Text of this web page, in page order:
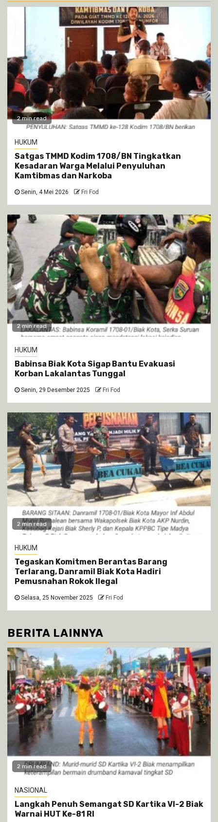
2 min read
HUKUM
Satgas TMMD Kodim 1708/BN Tingkatkan
Kesadaran Warga Melalui Penyuluhan
Kamtibmas dan Narkoba
Senin, 4 Mei 2026 Fri Fod
2 min read
HUKUM
Babinsa Biak Kota Sigap Bantu Evakuasi
Korban Lakalantas Tunggal
Senin, 29 Desember 2025 Fri Fod
2 min read
HUKUM
Tegaskan Komitmen Berantas Barang
Terlarang, Danramil Biak Kota Hadiri
Pemusnahan Rokok Ilegal
Selasa, 25 November 2025 Fri Fod
BERITA LAINNYA
2 min read
NASIONAL
Langkah Penuh Semangat SD Kartika VI-2 Biak
Warnai HUT Ke-81 RI